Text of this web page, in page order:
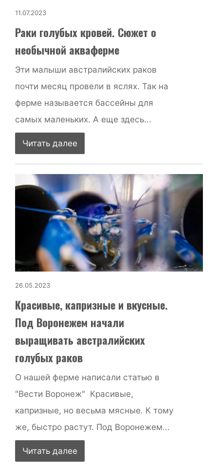
11.07.2023
Раки голубых кровей. Сюжет о
необычной акваферме
Эти малыши австралийских раков
почти месяц провели в яслях. Так на
ферме называется бассейны для
самых маленьких. А еще здесь...
Читать далее
26.05.2023
Красивые, капризные и вкусные.
Под Воронежем начали
выращивать австралийских
голубых раков
О нашей ферме написали статью в
"Вести Воронеж" Красивые,
капризные, но весьма мясные. К тому
же, быстро растут. Под Воронежем...
Читать далее